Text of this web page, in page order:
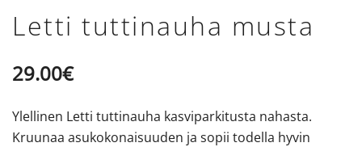
Letti tuttinauha musta
29.00€
Ylellinen Letti tuttinauha kasviparkitusta nahasta.
Kruunaa asukokonaisuuden ja sopii todella hyvin